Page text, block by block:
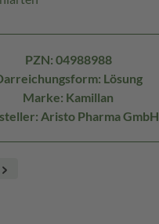
PZN: 04988988
Lösung
Marke: Kamillan
Aristo Pharma GmbH